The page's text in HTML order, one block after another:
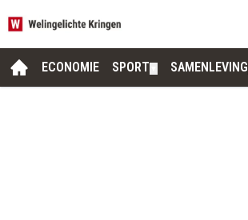
ECONOMIE SPORT SAMENLEVING